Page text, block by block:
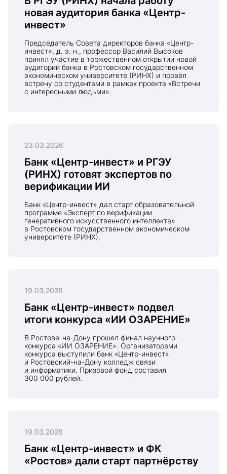
новая аудитория банка «Центр-
инвест»
Председатель Совета директоров банка «Центр-
инвест», д. э. н., профессор Василий Высоков
принял участие в торжественном открытии новой
аудитории банка в Ростовском государственном
экономическом университете (РИНХ) и провёл
встречу со студентами в рамках проекта «Встречи
с интересными людьми».
23.03.2026
Банк «Центр-инвест» и РГЭУ
(РИНХ) готовят экспертов по
верификации ИИ
Банк «Центр-инвест» дал старт образовательной
программе «Эксперт по верификации
генеративного искусственного интеллекта»
в Ростовском государственном экономическом
университете (РИНХ).
19.03.2026
Банк «Центр-инвест» подвел
итоги конкурса «ИИ ОЗАРЕНИЕ»
В Ростове-на-Дону прошел финал научного
конкурса «ИИ ОЗАРЕНИЕ». Организаторами
конкурса выступили банк «Центр-инвест»
и Ростовский-на-Дону колледж связи
и информатики. Призовой фонд составил
300 000 рублей.
19.03.2026
Банк «Центр-инвест» и ФК
«Ростов» дали старт партнёрству